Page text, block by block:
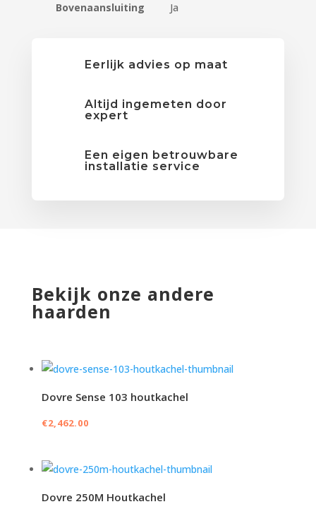
Bovenaansluiting
Ja
Eerlijk advies op maat
Altijd ingemeten door
expert
Een eigen betrouwbare
installatie service
Bekijk onze andere
haarden
Dovre Sense 103 houtkachel
€2,462.00
Dovre 250M Houtkachel